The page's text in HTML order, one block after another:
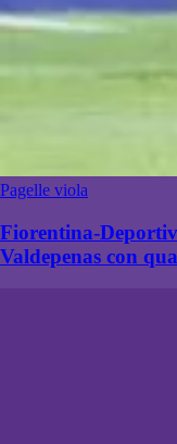
Pagelle viola
Fiorentina-
Valdepenas con